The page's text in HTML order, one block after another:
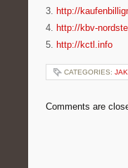
3. http://
4. http://kbv-
5. http://kctl.info
CATEGORIES:
Comments are